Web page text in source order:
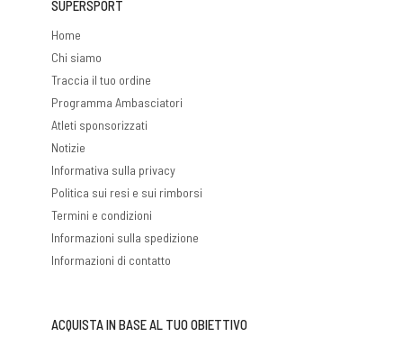
SUPERSPORT
Home
Chi siamo
Traccia il tuo ordine
Programma Ambasciatori
Atleti sponsorizzati
Notizie
Informativa sulla privacy
Politica sui resi e sui rimborsi
Termini e condizioni
Informazioni sulla spedizione
Informazioni di contatto
ACQUISTA IN BASE AL TUO OBIETTIVO